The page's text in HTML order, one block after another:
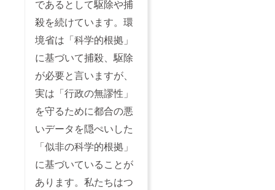
であるとして駆除や捕
殺を続けています。環
境省は「科学的根拠」
に基づいて捕殺、駆除
が必要と言いますが、
実は「行政の無謬性」
を守るために都合の悪
いデータを隠ぺいした
「似非の科学的根拠」
に基づいていることが
あります。私たちはつ